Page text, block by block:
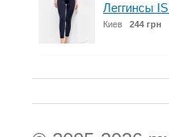
Леггинсы
Киев 244 грн